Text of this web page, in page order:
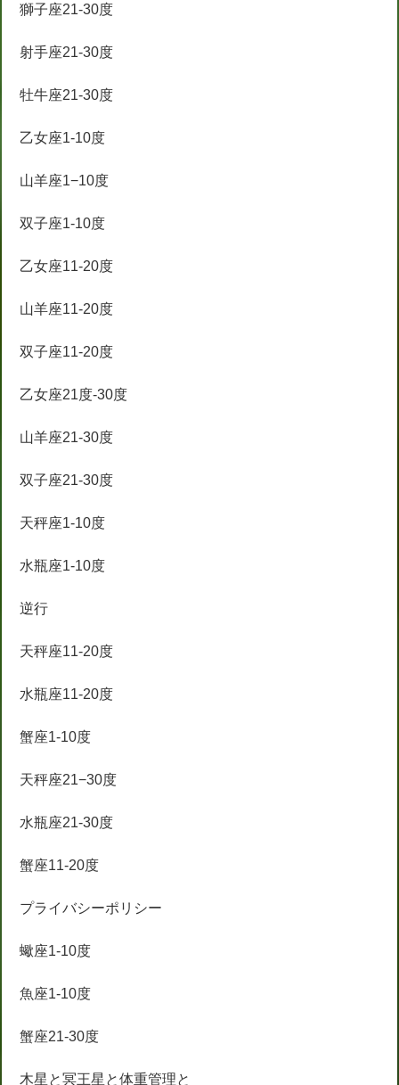
獅子座21-30度
射手座21-30度
牡牛座21-30度
乙女座1-10度
山羊座1−10度
双子座1-10度
乙女座11-20度
山羊座11-20度
双子座11-20度
乙女座21度-30度
山羊座21-30度
双子座21-30度
天秤座1-10度
水瓶座1-10度
逆行
天秤座11-20度
水瓶座11-20度
蟹座1-10度
天秤座21−30度
水瓶座21-30度
蟹座11-20度
プライバシーポリシー
蠍座1-10度
魚座1-10度
蟹座21-30度
木星と冥王星と体重管理と